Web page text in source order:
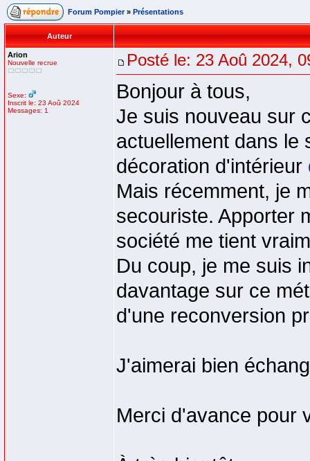
Forum Pompier » Présentations
Auteur
Arion
Nouvelle recrue
Sexe:
Inscrit le: 23 Aoû 2024
Messages: 1
Posté le: 23 Aoû 2024,
Bonjour à tous,
Je suis nouveau sur
actuellement dans le
décoration d'intérieur
Mais récemment, je
secouriste. Apporter
société me tient
Du coup, je me suis
davantage sur ce
d'une reconversion
J'aimerai bien
Merci d'avance pour